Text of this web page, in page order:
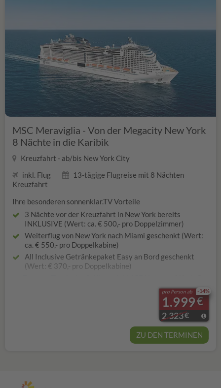
MSC Meraviglia - Von der Megacity New York
8 Nächte in die Karibik
Kreuzfahrt - ab/bis New York City
inkl. Flug
13-tägige Flugreise mit 8 Nächten
Kreuzfahrt
Ihre besonderen sonnenklar.TV Vorteile
3 Nächte vor der Kreuzfahrt in New York bereits
INKLUSIVE (Wert: ca. € 500,- pro Doppelzimmer)
Weiterflug von New York nach Miami geschenkt (Wert:
ca. € 550,- pro Doppelkabine)
All Inclusive Getränkepaket Easy an Bord geschenkt
(Wert: € 370,- pro Doppelkabine)
-14%
pro Person ab
1.999€
2.323€
ZU DEN TERMINEN